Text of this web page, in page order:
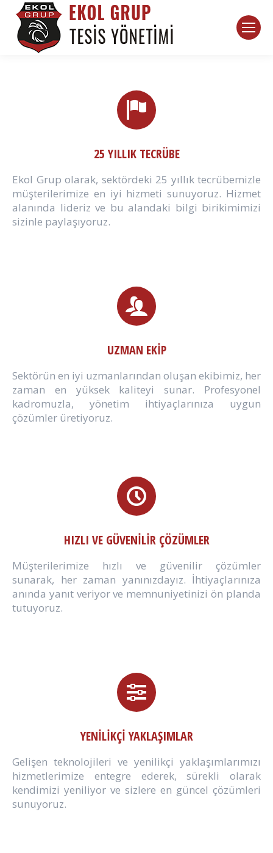
25 YILLIK TECRÜBE
Ekol Grup olarak, sektördeki 25 yıllık tecrübemizle
müşterilerimize en iyi hizmeti sunuyoruz. Hizmet
alanında lideriz ve bu alandaki bilgi birikimimizi
sizinle paylaşıyoruz.
UZMAN EKİP
Sektörün en iyi uzmanlarından oluşan ekibimiz, her
zaman en yüksek kaliteyi sunar. Profesyonel
kadromuzla, yönetim ihtiyaçlarınıza uygun
çözümler üretiyoruz.
HIZLI VE GÜVENİLİR ÇÖZÜMLER
Müşterilerimize hızlı ve güvenilir çözümler
sunarak, her zaman yanınızdayız. İhtiyaçlarınıza
anında yanıt veriyor ve memnuniyetinizi ön planda
tutuyoruz.
YENİLİKÇİ YAKLAŞIMLAR
Gelişen teknolojileri ve yenilikçi yaklaşımlarımızı
hizmetlerimize entegre ederek, sürekli olarak
kendimizi yeniliyor ve sizlere en güncel çözümleri
sunuyoruz.